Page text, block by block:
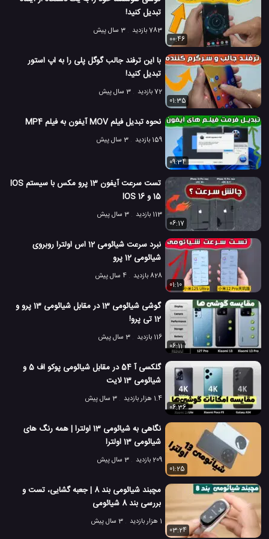
تبدیل کنید!
783 بازدید
3 سال پیش
00:46
با این ترفند جالب گوگل پلی را به اپ استور
تبدیل کنید!
72 بازدید
3 سال پیش
01:35
نحوه تبدیل فیلم MOV آیفون به فیلم MP4
159 بازدید 3 سال پیش
09:34
تست سرعت آیفون 13 پرو مکس با سیستم IOS
15 و IOS 16
113 بازدید
3 سال پیش
06:17
نبرد سرعت شیائومی 12 اس اولترا روبروی
شیائومی 12 پرو
828 بازدید
4 سال پیش
01:10
گوشی شیائومی 13 در مقابل شیائومی 13 پرو و
12 تی پرو!
116 بازدید
3 سال پیش
06:11
گلکسی آ 54 در مقابل شیائومی پوکو اف 5 و
شیائومی 13 لایت
1.4 هزار بازدید
3 سال پیش
06:36
نگاهی به شیائومی 13 اولترا | همه رنگ های
شیائومی 13 اولترا
209 بازدید
3 سال پیش
01:25
مچبند شیائومی بند 8 | جعبه گشایی، تست و
بررسی بند 8 شیائومی
1 هزار بازدید
3 سال پیش
03:24